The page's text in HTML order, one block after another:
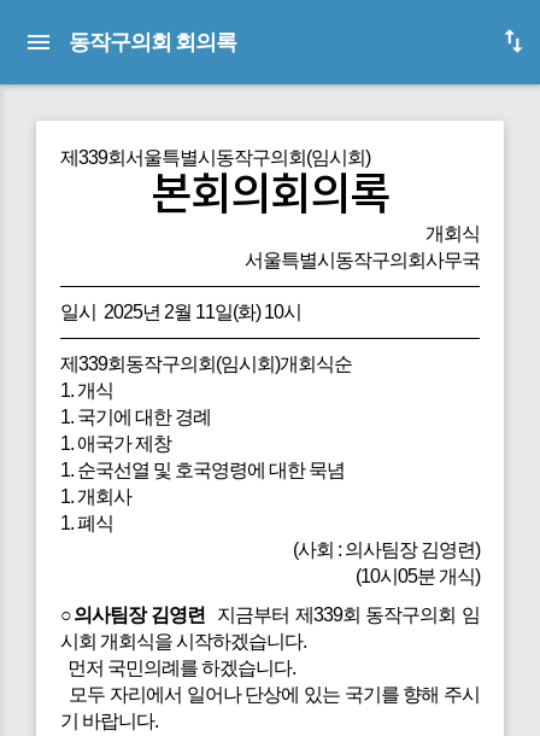
동작구의회 회의록
제339회서울특별시동작구의회(임시회)
본회의회의록
개회식
서울특별시동작구의회사무국
일시 2025년 2월 11일(화) 10시
제339회동작구의회(임시회)개회식순
1. 개식
1. 국기에 대한 경례
1. 애국가 제창
1. 순국선열 및 호국영령에 대한 묵념
1. 개회사
1. 폐식
(사회 : 의사팀장 김영련)
(10시05분 개식)
○의사팀장 김영련
지금부터 제339회 동작구의회 임
시회 개회식을 시작하겠습니다.
먼저 국민의례를 하겠습니다.
모두 자리에서 일어나 단상에 있는 국기를 향해 주시
기 바랍니다.